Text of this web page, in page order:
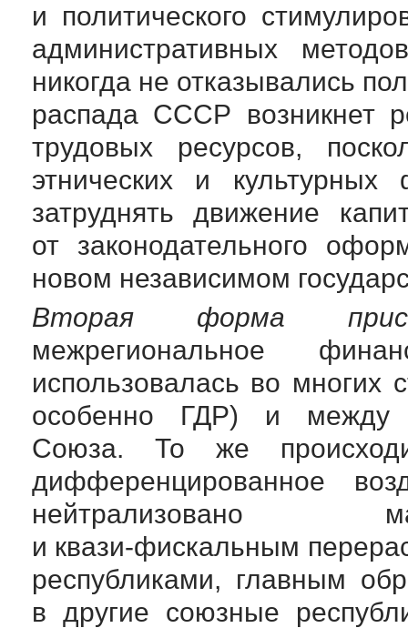
и политического
административных
никогда не отказывались
распада СССР возникнет
трудовых ресурсов,
этнических и
затруднять движение
от законодательного
новом независимом
Вторая форма
межрегиональное
использовалась во
особенно ГДР) и
Союза. То же
дифференцированное
нейтрализовано
и квази-фискальным
республиками, главным
в другие союзные